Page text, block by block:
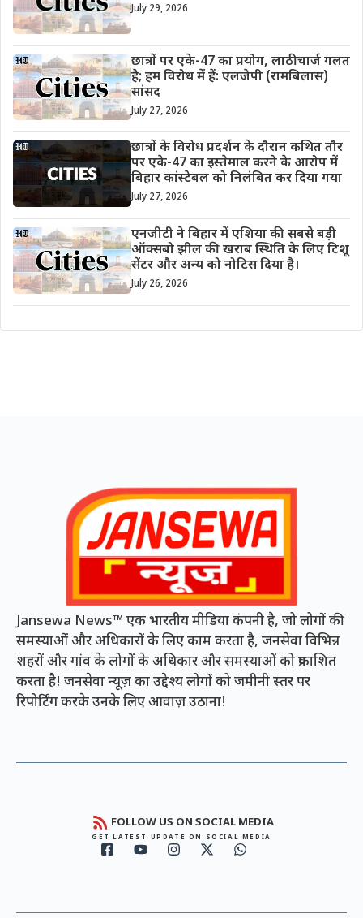
July 29, 2026
छात्रों पर एके-47 का प्रयोग, लाठीचार्ज गलत
है; हम विरोध में हैं: एलजेपी (रामबिलास)
सांसद
July 27, 2026
छात्रों के विरोध प्रदर्शन के दौरान कथित तौर
पर एके-47 का इस्तेमाल करने के आरोप में
बिहार कांस्टेबल को निलंबित कर दिया गया
July 27, 2026
एनजीटी ने बिहार में एशिया की सबसे बड़ी
ऑक्सबो झील की खराब स्थिति के लिए टिशू
सेंटर और अन्य को नोटिस दिया है।
July 26, 2026
Jansewa News™ एक भारतीय मीडिया कंपनी है, जो लोगों की
समस्याओं और अधिकारों के लिए काम करता है, जनसेवा विभिन्न
शहरों और गांव के लोगों के अधिकार और समस्याओं को प्रकाशित
करता है! जनसेवा न्यूज़ का उद्देश्य लोगों को जमीनी स्तर पर
रिपोर्टिंग करके उनके लिए आवाज़ उठाना!
FOLLOW US ON SOCIAL MEDIA
GET LATEST UPDATE ON SOCIAL MEDIA